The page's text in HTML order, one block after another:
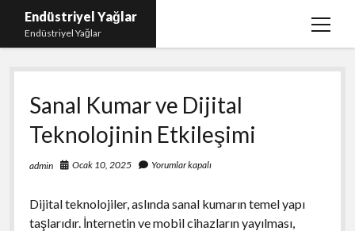
Endüstriyel Yağlar
Endüstriyel Yağlar
menüyü
Igtv Yorum Hilesi Ücretsiz
Instagram Gizli Hesap Görme Uygulamasız
Linkedin Beğeni Yükleme
Liste
Ücretsiz Şifresiz Twitter Beğeni Hilesi
Sanal Kumar ve Dijital
Teknolojinin Etkileşimi
admin Ocak 10, 2025 Yorumlar kapalı
Dijital teknolojiler, aslında sanal kumarın temel yapı
taşlarıdır. İnternetin ve mobil cihazların yayılması,